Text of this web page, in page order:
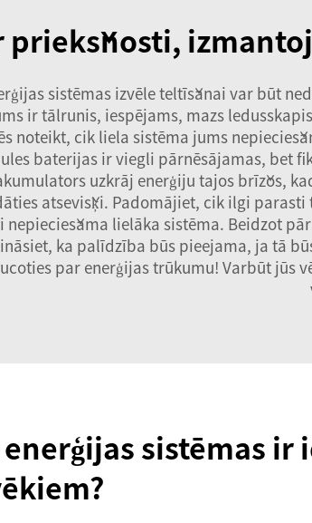
priekšnosti,
sistēmas izvēle teltīšanai var būt
ir tālrunis, iespējams, mazs
noteikt, cik liela sistēma jums
baterijas ir viegli pārnēsājamas, bet
uzkrāj enerģiju tajos brīžos,
atsevišķi. Padomājiet, cik ilgi
lielāka sistēma. Beidzot
ka palīdzība būs pieejama, ja tā
par enerģijas trūkumu! Varbūt jūs
enerģijas sistēmas